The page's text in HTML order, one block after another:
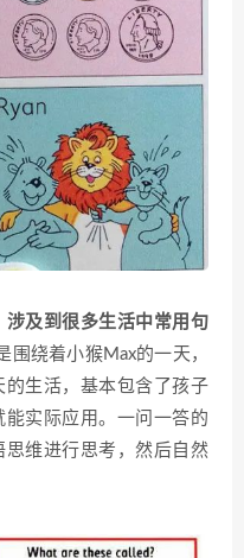
及到很多生活中常用句
围绕着小猴Max的一天，
生活，基本包含了孩子
实际应用。一问一答的
维进行思考，然后自然